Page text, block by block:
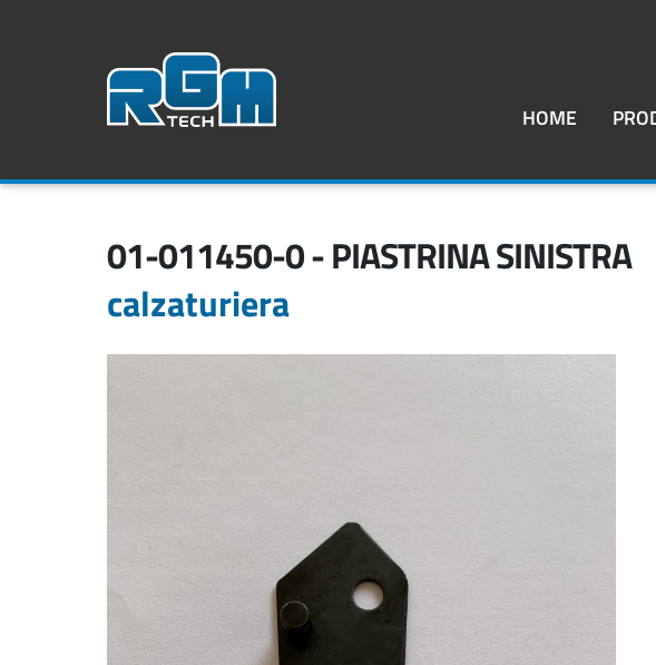
HOME
01-011450-0 - PIASTRINA SINISTRA
calzaturiera